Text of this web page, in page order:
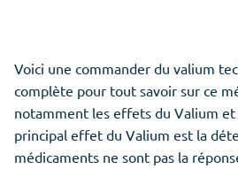
Voici une commander du valium
complète pour tout savoir sur ce
notamment les effets du Valium et
principal effet du Valium est la
médicaments ne sont pas la